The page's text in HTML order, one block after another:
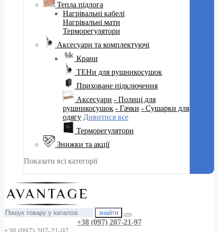
Тепла підлога
Нагрівальні кабелі
Нагрівальні мати
Терморегулятори
Аксесуари та комплектуючі
Крани
ТЕНи для рушникосушок
Приховане підключення
Аксесуари - Полиці для
рушникосушок - Гачки - Сушарки для
одягу Дивитися все
Терморегулятори
Знижки та акції
Показати всі категорії
знайти
+38 (097) 207-21-97